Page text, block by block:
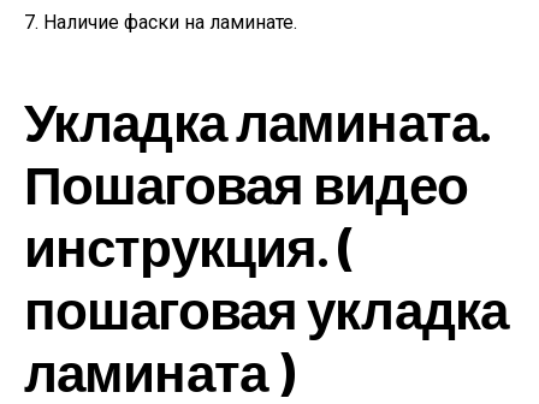
7. Наличие фаски на ламинате.
Укладка ламината.
Пошаговая видео
инструкция. (
пошаговая укладка
ламината )